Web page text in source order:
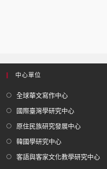
中心單位
全球華文寫作中心
國際臺灣學研究中心
原住民族研究發展中心
韓國學研究中心
客語與客家文化教學研究中心